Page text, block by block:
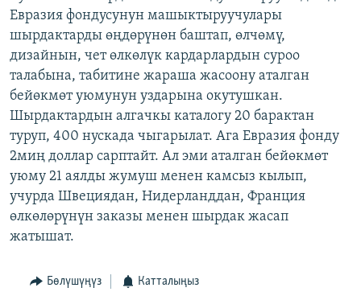
ЫҢГАЙСЫЗ СУРООЛОР
ЭЕ/АРнун бардык сайттары
Евразия фондусунун машыктыруучулары
шырдактарды өңдөрүнөн баштап, өлчөмү,
дизайнын, чет өлкөлүк кардарлардын суроо
талабына, табитине жараша жасоону аталган
бейөкмөт уюмунун уздарына окутушкан.
Шырдактардын алгачкы каталогу 20 барактан
туруп, 400 нускада чыгарылат. Ага Евразия фонду
2миң доллар сарптайт. Ал эми аталган бейөкмөт
уюму 21 аялды жумуш менен камсыз кылып,
учурда Швециядан, Нидерланддан, Франция
өлкөлөрүнүн заказы менен шырдак жасап
жатышат.
Бөлүшүңүз Катталыңыз